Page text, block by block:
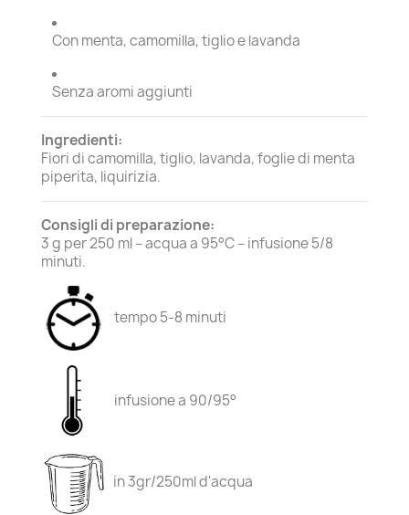
Con menta, camomilla, tiglio e lavanda
Senza aromi aggiunti
Ingredienti:
Fiori di camomilla, tiglio, lavanda, foglie di menta
piperita, liquirizia.
Consigli di preparazione:
3 g per 250 ml – acqua a 95°C – infusione 5/8
minuti.
tempo 5-8 minuti
infusione a 90/95°
in 3gr/250ml d'acqua